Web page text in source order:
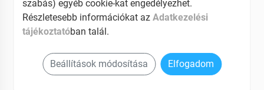
szabás) egyéb cookie-kat engedélyezhet.
Részletesebb információkat azAdatkezelési
tájékoztatóban talál.
Beállítások módosítása Elfogadom